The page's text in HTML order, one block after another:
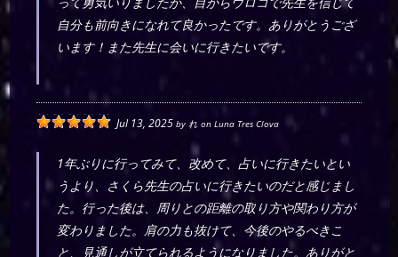
自分も前向きになれて良かったです。ありがとうござ
います！また先生に会いに行きたいです。
Jul 13, 2025 byれ onLuna Tres Clova
1年ぶりに行ってみて、改めて、占いに行きたいとい
うより、さくら先生の占いに行きたいのだと感じまし
た。行った後は、周りとの距離の取り方や関わり方が
変わりました。肩の力も抜けて、今後のやるべきこ
と、見通しが立てられるようになりました。ありがと